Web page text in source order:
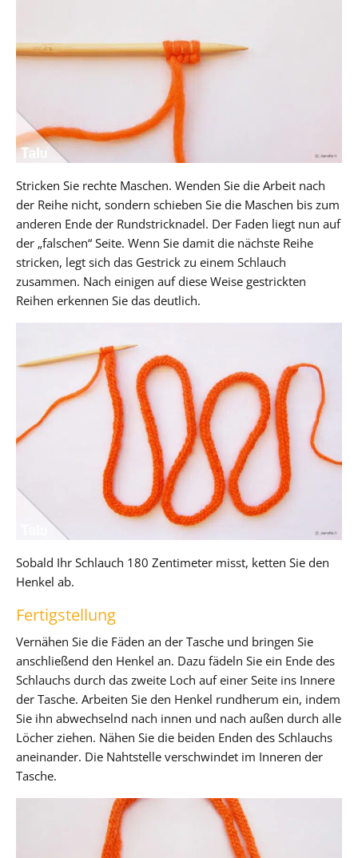
Stricken Sie rechte Maschen. Wenden Sie die Arbeit nach
der Reihe nicht, sondern schieben Sie die Maschen bis zum
anderen Ende der Rundstricknadel. Der Faden liegt nun auf
der „falschen“ Seite. Wenn Sie damit die nächste Reihe
stricken, legt sich das Gestrick zu einem Schlauch
zusammen. Nach einigen auf diese Weise gestrickten
Reihen erkennen Sie das deutlich.
Sobald Ihr Schlauch 180 Zentimeter misst, ketten Sie den
Henkel ab.
Fertigstellung
Vernähen Sie die Fäden an der Tasche und bringen Sie
anschließend den Henkel an. Dazu fädeln Sie ein Ende des
Schlauchs durch das zweite Loch auf einer Seite ins Innere
der Tasche. Arbeiten Sie den Henkel rundherum ein, indem
Sie ihn abwechselnd nach innen und nach außen durch alle
Löcher ziehen. Nähen Sie die beiden Enden des Schlauchs
aneinander. Die Nahtstelle verschwindet im Inneren der
Tasche.